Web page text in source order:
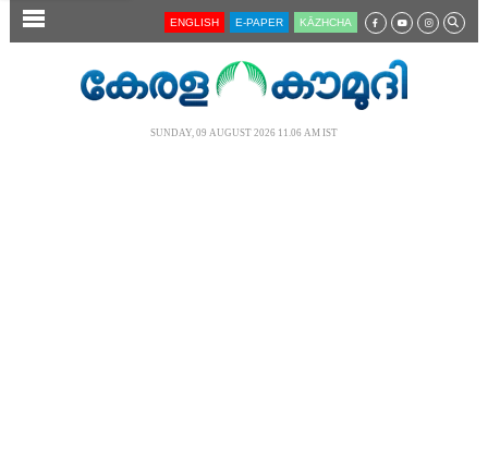
SECTIONS ENGLISH E-PAPER KĀZHCHA
SUNDAY, 09 AUGUST 2026 11.06 AM IST